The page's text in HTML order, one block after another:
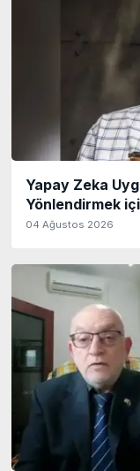
Yapay Zeka
Yönlendirmek
04 Ağustos 2026